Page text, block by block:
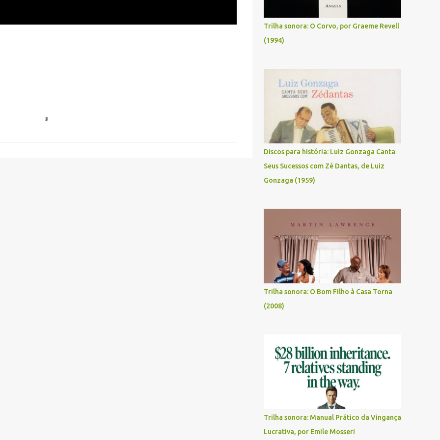
Trilha sonora: O Corvo, por Graeme Revell
(1994)
Discos para história: Luiz Gonzaga Canta
Seus Sucessos com Zé Dantas, de Luiz
Gonzaga (1959)
Trilha sonora: O Bom Filho à Casa Torna
(2008)
Trilha sonora: Manual Prático da Vingança
Lucrativa, por Emile Mosseri